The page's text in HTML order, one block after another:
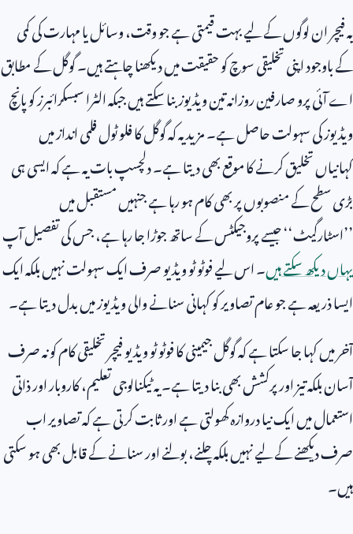
یہ فیچر ان لوگوں کے لیے بہت قیمتی ہے جو وقت، وسائل یا مہارت کی کمی
کے باوجود اپنی تخلیقی سوچ کو حقیقت میں دیکھنا چاہتے ہیں۔ گوگل کے مطابق
اے آئی پرو صارفین روزانہ تین ویڈیوز بنا سکتے ہیں جبکہ الٹرا سبسکرائبرز کو پانچ
ویڈیوز کی سہولت حاصل ہے۔ مزید یہ کہ گوگل کا فلو ٹول فلمی انداز میں
کہانیاں تخلیق کرنے کا موقع بھی دیتا ہے۔ دلچسپ بات یہ ہے کہ ایسی ہی
بڑی سطح کے منصوبوں پر بھی کام ہو رہا ہے جنہیں مستقبل میں
’’اسٹارگیٹ‘‘ جیسے پروجیکٹس کے ساتھ جوڑا جا رہا ہے، جس کی تفصیل آپ
یہاں دیکھ سکتے ہیں۔ اس لیے فوٹو ٹو ویڈیو صرف ایک سہولت نہیں بلکہ ایک
ایسا ذریعہ ہے جو عام تصاویر کو کہانی سنانے والی ویڈیوز میں بدل دیتا ہے۔
آخر میں کہا جا سکتا ہے کہ گوگل جیمینی کا فوٹو ٹو ویڈیو فیچر تخلیقی کام کو نہ صرف
آسان بلکہ تیز اور پرکشش بھی بنا دیتا ہے۔ یہ ٹیکنالوجی تعلیم، کاروبار اور ذاتی
استعمال میں ایک نیا دروازہ کھولتی ہے اور ثابت کرتی ہے کہ تصاویر اب
صرف دیکھنے کے لیے نہیں بلکہ چلنے، بولنے اور سنانے کے قابل بھی ہو سکتی
ہیں۔